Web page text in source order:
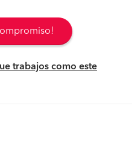
trabajos como este